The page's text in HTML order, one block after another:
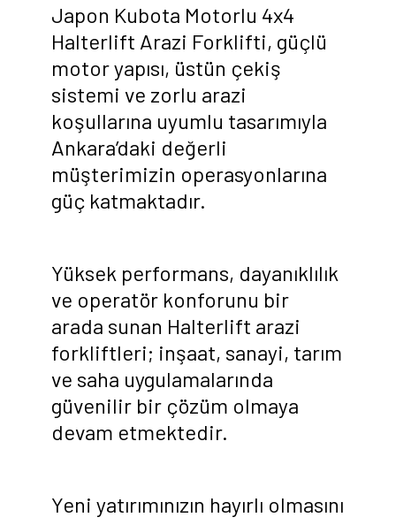
Japon Kubota Motorlu 4x4
Halterlift Arazi Forklifti, güçlü
motor yapısı, üstün çekiş
sistemi ve zorlu arazi
koşullarına uyumlu tasarımıyla
Ankara’daki değerli
müşterimizin operasyonlarına
güç katmaktadır.
Yüksek performans, dayanıklılık
ve operatör konforunu bir
arada sunan Halterlift arazi
forkliftleri; inşaat, sanayi, tarım
ve saha uygulamalarında
güvenilir bir çözüm olmaya
devam etmektedir.
Yeni yatırımınızın hayırlı olmasını